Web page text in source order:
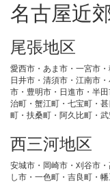
名古屋近
尾張地区
愛西市・あま市・一宮市
日井市・清須市・江南市
市・豊明市・日進市・半
治町・蟹江町・七宝町・
町・扶桑町・阿久比町・
西三河地区
安城市・岡崎市・刈谷市
し市・一色町・吉良町・